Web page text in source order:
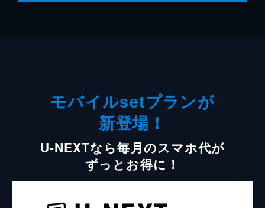
モバイルsetプランが
新登場！
U-NEXTなら毎月のスマホ代が
ずっとお得に！